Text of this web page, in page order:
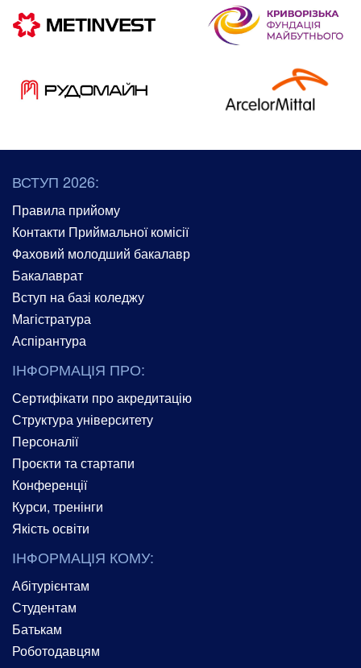
ВСТУП 2026:
Правила прийому
Контакти Приймальної комісії
Фаховий молодший бакалавр
Бакалаврат
Вступ на базі коледжу
Магістратура
Аспірантура
ІНФОРМАЦІЯ ПРО:
Сертифікати про акредитацію
Структура університету
Персоналії
Проєкти та стартапи
Конференції
Курси, тренінги
Якість освіти
ІНФОРМАЦІЯ КОМУ:
Абітурієнтам
Студентам
Батькам
Роботодавцям